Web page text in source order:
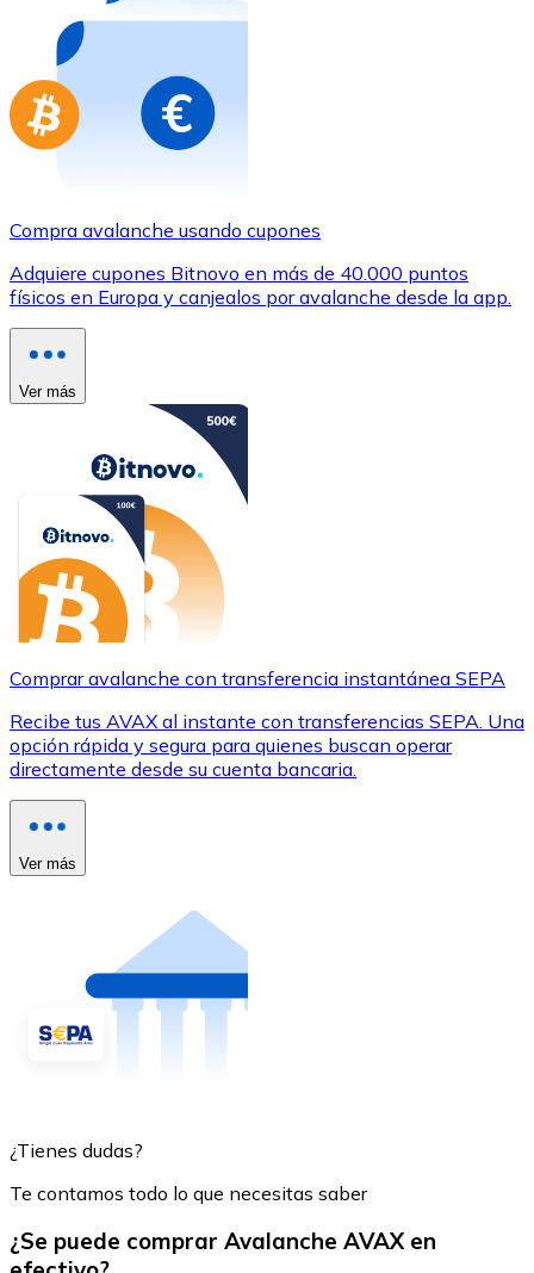
Compra avalanche usando cupones
Adquiere cupones Bitnovo en más de 40.000 puntos
físicos en Europa y canjealos por avalanche desde la app.
Ver más
Comprar avalanche con transferencia instantánea SEPA
Recibe tus AVAX al instante con transferencias SEPA. Una
opción rápida y segura para quienes buscan operar
directamente desde su cuenta bancaria.
Ver más
¿Tienes dudas?
Te contamos todo lo que necesitas saber
¿Se puede comprar Avalanche AVAX en